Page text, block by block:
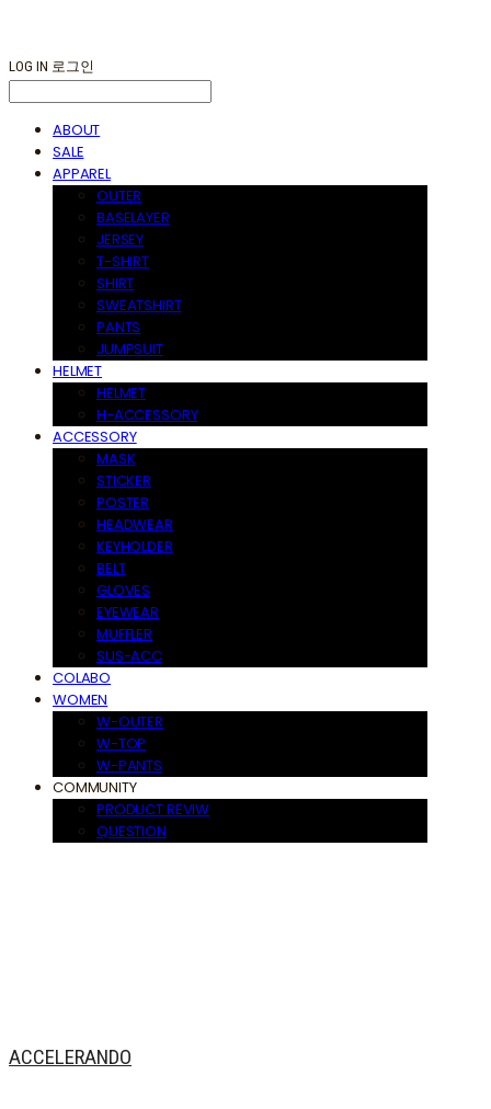
LOG IN 로그인
ABOUT
SALE
APPAREL
OUTER
BASELAYER
JERSEY
T-SHIRT
SHIRT
SWEATSHIRT
PANTS
JUMPSUIT
HELMET
HELMET
H-ACCESSORY
ACCESSORY
MASK
STICKER
POSTER
HEADWEAR
KEYHOLDER
BELT
GLOVES
EYEWEAR
MUFFLER
SUS-ACC
COLABO
WOMEN
W-OUTER
W-TOP
W-PANTS
COMMUNITY
PRODUCT REVIW
QUESTION
ACCELERANDO